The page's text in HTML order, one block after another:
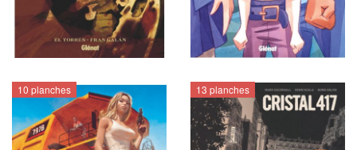
10 planches 13 planches